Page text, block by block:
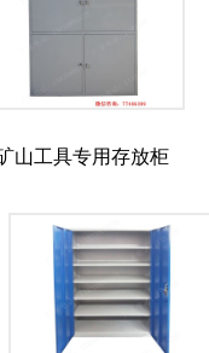
山工具专用存放柜